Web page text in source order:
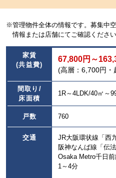
だ
ま
す。
※管理物件全体の情報です。募集中
情報または店舗にてご確認ください
家賃
(共益費)
67,800円～
(高層：6,700円・
間取り/
床面積
1R～4LDK/40㎡～
戸数 760
交通
JR大阪環状線「西
阪神なんば線「伝
Osaka Metro千日
1～4分